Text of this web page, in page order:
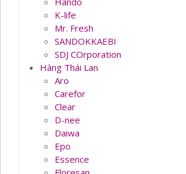
K-life
Mr. Fresh
SANDOKKAEBI
SDJ COrporation
Hàng Thái Lan
Aro
Carefor
Clear
D-nee
Daiwa
Epo
Essence